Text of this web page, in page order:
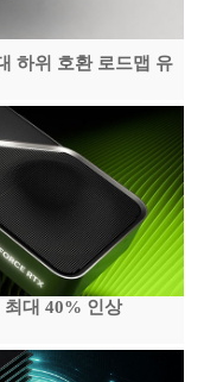
하위 호환 로드맵 유
최대 40% 인상